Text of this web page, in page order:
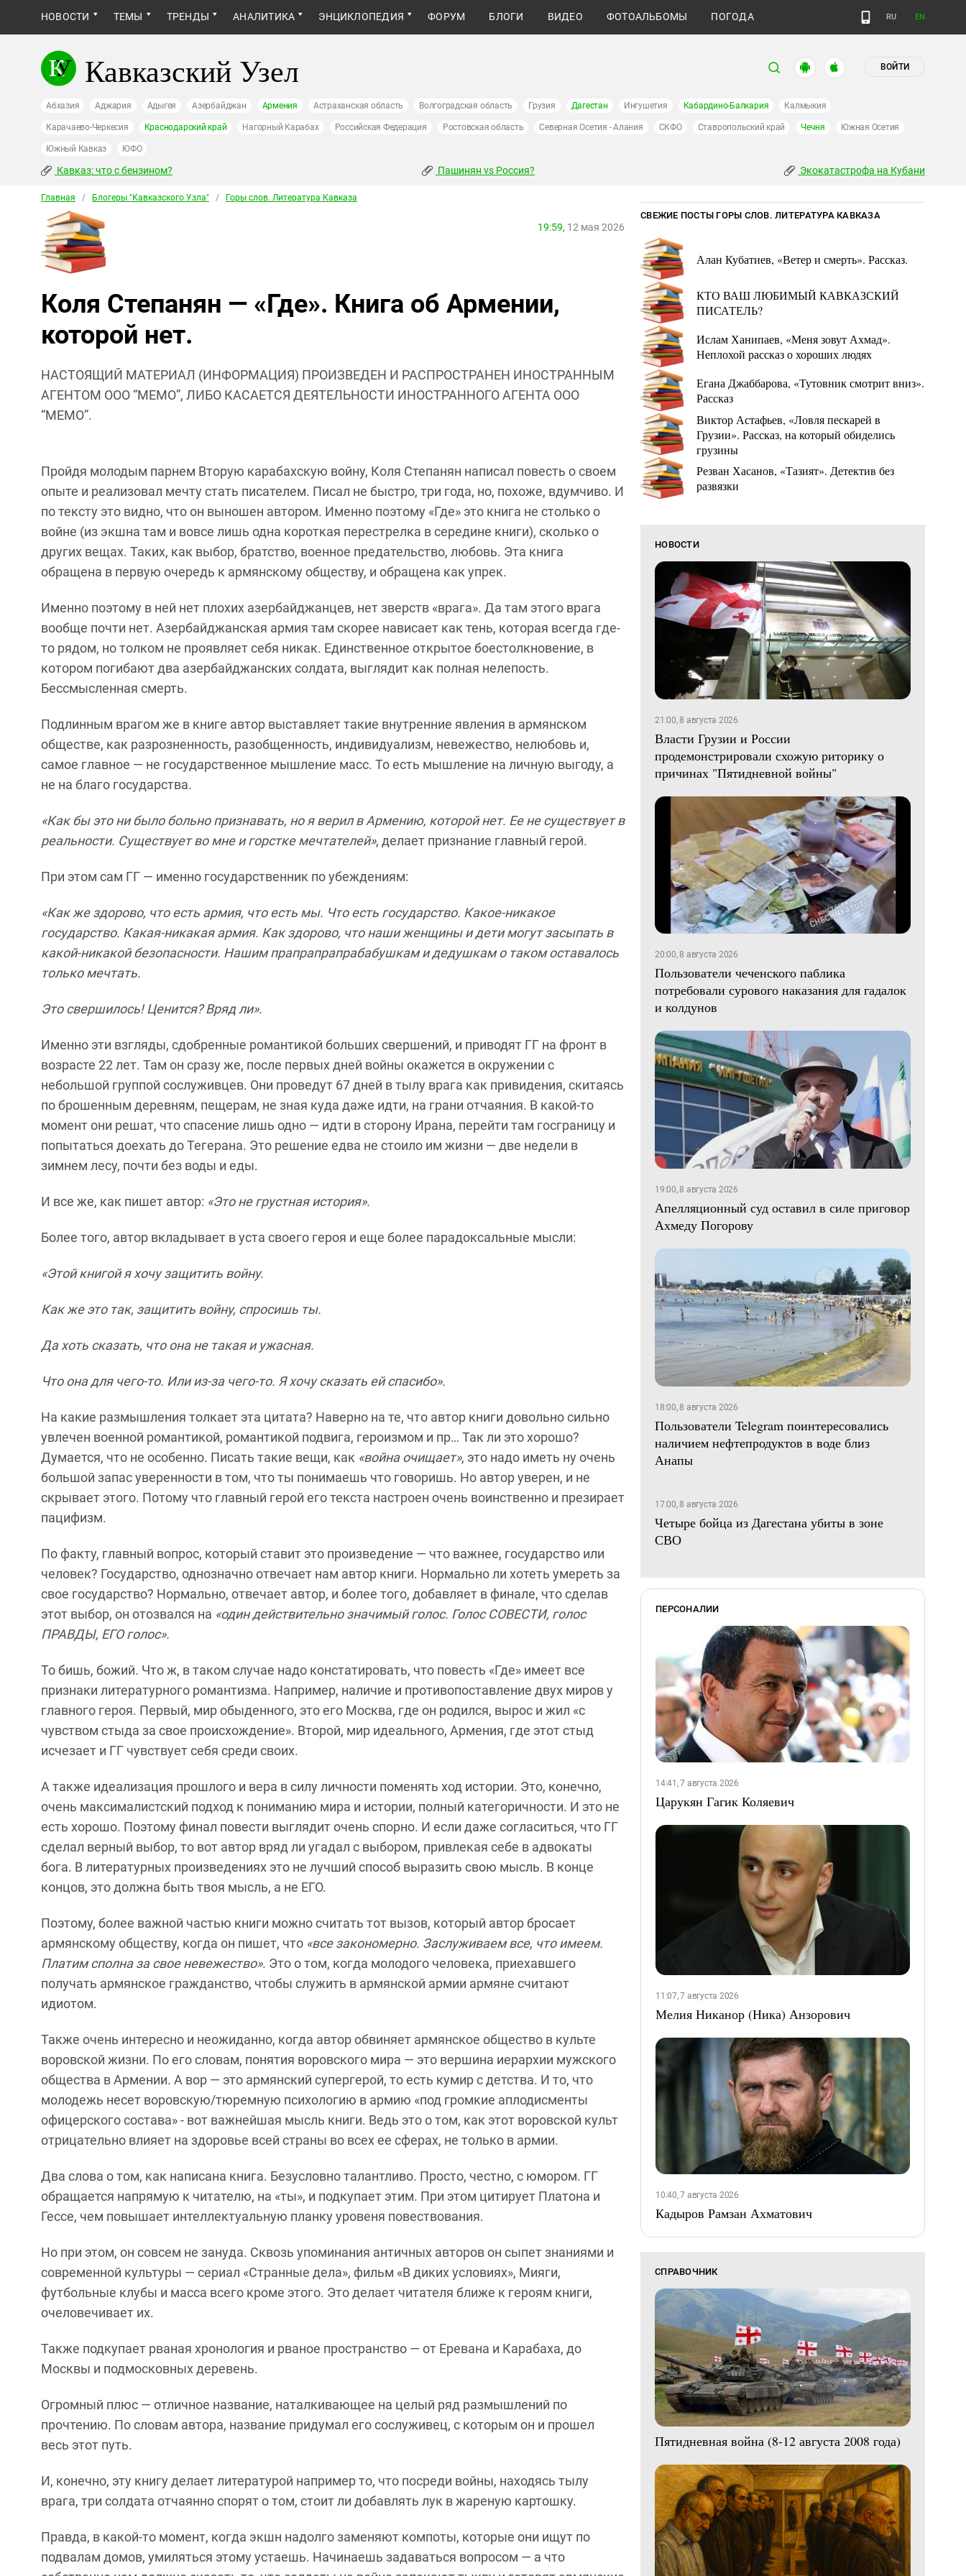
НОВОСТИ ТЕМЫ ТРЕНДЫ АНАЛИТИКА ЭНЦИКЛОПЕДИЯ ФОРУМ БЛОГИ ВИДЕО ФОТОАЛЬБОМЫ ПОГОДА RU EN
Кавказский Узел ВОЙТИ
Абхазия Аджария Адыгея Азербайджан Армения Астраханская область Волгоградская область Грузия Дагестан Ингушетия Кабардино-Балкария Калмыкия
Карачаево-Черкесия Краснодарский край Нагорный Карабах Российская Федерация Ростовская область Северная Осетия - Алания СКФО Ставропольский край Чечня Южная Осетия
Южный Кавказ ЮФО
Кавказ: что с бензином? Пашинян vs Россия? Экокатастрофа на Кубани
Главная / Блогеры "Кавказского Узла" / Горы слов. Литература Кавказа
19:59, 12 мая 2026
Коля Степанян — «Где». Книга об Армении,
которой нет.
НАСТОЯЩИЙ МАТЕРИАЛ (ИНФОРМАЦИЯ) ПРОИЗВЕДЕН И РАСПРОСТРАНЕН ИНОСТРАННЫМ
АГЕНТОМ ООО “МЕМО”, ЛИБО КАСАЕТСЯ ДЕЯТЕЛЬНОСТИ ИНОСТРАННОГО АГЕНТА ООО
“МЕМО”.
Пройдя молодым парнем Вторую карабахскую войну, Коля Степанян написал повесть о своем
опыте и реализовал мечту стать писателем. Писал не быстро, три года, но, похоже, вдумчиво. И
по тексту это видно, что он выношен автором. Именно поэтому «Где» это книга не столько о
войне (из экшна там и вовсе лишь одна короткая перестрелка в середине книги), сколько о
других вещах. Таких, как выбор, братство, военное предательство, любовь. Эта книга
обращена в первую очередь к армянскому обществу, и обращена как упрек.
Именно поэтому в ней нет плохих азербайджанцев, нет зверств «врага». Да там этого врага
вообще почти нет. Азербайджанская армия там скорее нависает как тень, которая всегда где-
то рядом, но толком не проявляет себя никак. Единственное открытое боестолкновение, в
котором погибают два азербайджанских солдата, выглядит как полная нелепость.
Бессмысленная смерть.
Подлинным врагом же в книге автор выставляет такие внутренние явления в армянском
обществе, как разрозненность, разобщенность, индивидуализм, невежество, нелюбовь и,
самое главное — не государственное мышление масс. То есть мышление на личную выгоду, а
не на благо государства.
«Как бы это ни было больно признавать, но я верил в Армению, которой нет. Ее не существует в
реальности. Существует во мне и горстке мечтателей», делает признание главный герой.
При этом сам ГГ — именно государственник по убеждениям:
«Как же здорово, что есть армия, что есть мы. Что есть государство. Какое-никакое
государство. Какая-никакая армия. Как здорово, что наши женщины и дети могут засыпать в
какой-никакой безопасности. Нашим прапрапрапрабабушкам и дедушкам о таком оставалось
только мечтать.
Это свершилось! Ценится? Вряд ли».
Именно эти взгляды, сдобренные романтикой больших свершений, и приводят ГГ на фронт в
возрасте 22 лет. Там он сразу же, после первых дней войны окажется в окружении с
небольшой группой сослуживцев. Они проведут 67 дней в тылу врага как привидения, скитаясь
по брошенным деревням, пещерам, не зная куда даже идти, на грани отчаяния. В какой-то
момент они решат, что спасение лишь одно — идти в сторону Ирана, перейти там госграницу и
попытаться доехать до Тегерана. Это решение едва не стоило им жизни — две недели в
зимнем лесу, почти без воды и еды.
И все же, как пишет автор: «Это не грустная история».
Более того, автор вкладывает в уста своего героя и еще более парадоксальные мысли:
«Этой книгой я хочу защитить войну.
Как же это так, защитить войну, спросишь ты.
Да хоть сказать, что она не такая и ужасная.
Что она для чего-то. Или из-за чего-то. Я хочу сказать ей спасибо».
На какие размышления толкает эта цитата? Наверно на те, что автор книги довольно сильно
увлечен военной романтикой, романтикой подвига, героизмом и пр… Так ли это хорошо?
Думается, что не особенно. Писать такие вещи, как «война очищает», это надо иметь ну очень
большой запас уверенности в том, что ты понимаешь что говоришь. Но автор уверен, и не
скрывает этого. Потому что главный герой его текста настроен очень воинственно и презирает
пацифизм.
По факту, главный вопрос, который ставит это произведение — что важнее, государство или
человек? Государство, однозначно отвечает нам автор книги. Нормально ли хотеть умереть за
свое государство? Нормально, отвечает автор, и более того, добавляет в финале, что сделав
этот выбор, он отозвался на «один действительно значимый голос. Голос СОВЕСТИ, голос
ПРАВДЫ, ЕГО голос».
То бишь, божий. Что ж, в таком случае надо констатировать, что повесть «Где» имеет все
признаки литературного романтизма. Например, наличие и противопоставление двух миров у
главного героя. Первый, мир обыденного, это его Москва, где он родился, вырос и жил «с
чувством стыда за свое происхождение». Второй, мир идеального, Армения, где этот стыд
исчезает и ГГ чувствует себя среди своих.
А также идеализация прошлого и вера в силу личности поменять ход истории. Это, конечно,
очень максималистский подход к пониманию мира и истории, полный категоричности. И это не
есть хорошо. Поэтому финал повести выглядит очень спорно. И если даже согласиться, что ГГ
сделал верный выбор, то вот автор вряд ли угадал с выбором, привлекая себе в адвокаты
бога. В литературных произведениях это не лучший способ выразить свою мысль. В конце
концов, это должна быть твоя мысль, а не ЕГО.
Поэтому, более важной частью книги можно считать тот вызов, который автор бросает
армянскому обществу, когда он пишет, что «все закономерно. Заслуживаем все, что имеем.
Платим сполна за свое невежество». Это о том, когда молодого человека, приехавшего
получать армянское гражданство, чтобы служить в армянской армии армяне считают
идиотом.
Также очень интересно и неожиданно, когда автор обвиняет армянское общество в культе
воровской жизни. По его словам, понятия воровского мира — это вершина иерархии мужского
общества в Армении. А вор — это армянский супергерой, то есть кумир с детства. И то, что
молодежь несет воровскую/тюремную психологию в армию «под громкие аплодисменты
офицерского состава» - вот важнейшая мысль книги. Ведь это о том, как этот воровской культ
отрицательно влияет на здоровье всей страны во всех ее сферах, не только в армии.
Два слова о том, как написана книга. Безусловно талантливо. Просто, честно, с юмором. ГГ
обращается напрямую к читателю, на «ты», и подкупает этим. При этом цитирует Платона и
Гессе, чем повышает интеллектуальную планку уровеня повествования.
Но при этом, он совсем не зануда. Сквозь упоминания античных авторов он сыпетзнаниями и
современной культуры — сериал «Странные дела», фильм «Вдиких условиях», Мияги,
футбольные клубы и масса всего кроме этого. Это делает читателя ближе к героям книги,
очеловечивает их.
Также подкупает рваная хронология и рваное пространство — от Еревана и Карабаха, до
Москвы и подмосковных деревень.
Огромный плюс — отличное название, наталкивающее на целый ряд размышлений по
прочтению. По словам автора, название придумал его сослуживец, с которым он и прошел
весь этот путь.
И, конечно, эту книгу делает литературой например то, что посреди войны, находясь тылу
врага, три солдата отчаянно спорят о том, стоит ли добавлять лук в жареную картошку.
Правда, в какой-то момент, когда экшн надолго заменяют компоты, которые они ищут по
подвалам домов, умиляться этому устаешь. Начинаешь задаваться вопросом — а что
СВЕЖИЕ ПОСТЫ ГОРЫ СЛОВ. ЛИТЕРАТУРА КАВКАЗА
Алан Кубатиев, «Ветер и смерть». Рассказ.
КТО ВАШ ЛЮБИМЫЙ КАВКАЗСКИЙ
ПИСАТЕЛЬ?
Ислам Ханипаев, «Меня зовут Ахмад».
Неплохой рассказ о хороших людях
Егана Джаббарова, «Тутовник смотрит вниз».
Рассказ
Виктор Астафьев, «Ловля пескарей в
Грузии». Рассказ, на который обиделись
грузины
Резван Хасанов, «Тазият». Детектив без
развязки
НОВОСТИ
21:00, 8 августа 2026
Власти Грузии и России
продемонстрировали схожую риторику о
причинах "Пятидневной войны"
20:00, 8 августа 2026
Пользователи чеченского паблика
потребовали сурового наказания для гадалок
и колдунов
19:00, 8 августа 2026
Апелляционный суд оставил в силе приговор
Ахмеду Погорову
18:00, 8 августа 2026
Пользователи Telegram поинтересовались
наличием нефтепродуктов в воде близ
Анапы
17:00, 8 августа 2026
Четыре бойца из Дагестана убиты в зоне
СВО
ПЕРСОНАЛИИ
14:41, 7 августа 2026
Царукян Гагик Коляевич
11:07, 7 августа 2026
Мелия Никанор (Ника) Анзорович
10:40, 7 августа 2026
Кадыров Рамзан Ахматович
СПРАВОЧНИК
Пятидневная война (8-12 августа 2008 года)